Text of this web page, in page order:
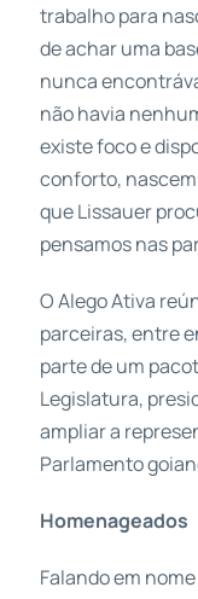
trabalho para
de achar uma
nunca
não havia
existe foco e
conforto,
que Lissauer
pensamos nas
O Alego Ativa
parceiras, entre
parte de um
Legislatura,
ampliar a
Parlamento
Homenageados
Falando em